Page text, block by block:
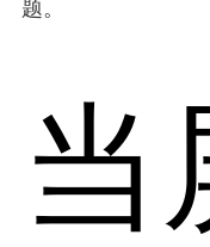
题。
当